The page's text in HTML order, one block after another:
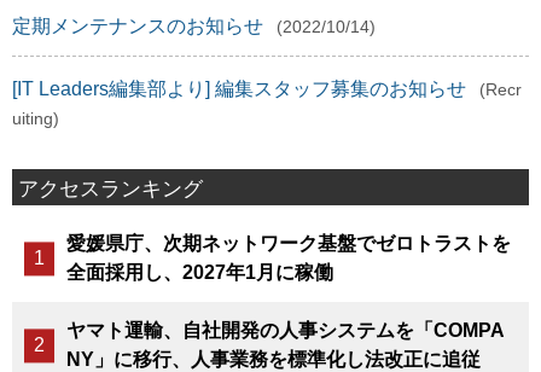
定期メンテナンスのお知らせ (2022/10/14)
[IT Leaders編集部より] 編集スタッフ募集のお知らせ
(Recr
uiting)
アクセスランキング
愛媛県庁、次期ネットワーク基盤でゼロトラストを
全面採用し、2027年1月に稼働
ヤマト運輸、自社開発の人事システムを「COMPA
NY」に移行、人事業務を標準化し法改正に追従